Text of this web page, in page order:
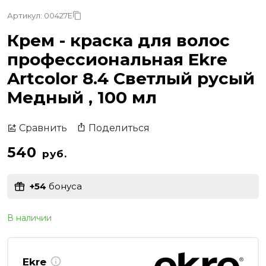
Артикул: 00427E
Крем - краска для волос
профессиональная Ekre
Artcolor 8.4 Светлый русый
Медный , 100 мл
Сравнить Поделиться
540 руб.
+54 бонуса
В наличии
Ekre